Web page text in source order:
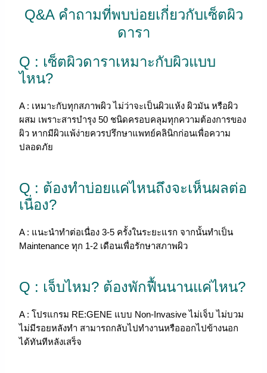
Q&A คำถามที่พบบ่อยเกี่ยวกับเซ็ตผิว
ดารา
Q : เซ็ตผิวดาราเหมาะกับผิวแบบ
ไหน?
A : เหมาะกับทุกสภาพผิว ไม่ว่าจะเป็นผิวแห้ง ผิวมัน หรือผิว
ผสม เพราะสารบำรุง 50 ชนิดครอบคลุมทุกความต้องการของ
ผิว หากมีผิวแพ้ง่ายควรปรึกษาแพทย์คลินิกก่อนเพื่อความ
ปลอดภัย
Q : ต้องทำบ่อยแค่ไหนถึงจะเห็นผลต่อ
เนื่อง?
A : แนะนำทำต่อเนื่อง 3-5 ครั้งในระยะแรก จากนั้นทำเป็น
Maintenance ทุก 1-2 เดือนเพื่อรักษาสภาพผิว
Q : เจ็บไหม? ต้องพักฟื้นนานแค่ไหน?
A :โปรแกรม RE:GENE แบบ Non-Invasive ไม่เจ็บ ไม่บวม
ไม่มีรอยหลังทำ สามารถกลับไปทำงานหรือออกไปข้างนอก
ได้ทันทีหลังเสร็จ